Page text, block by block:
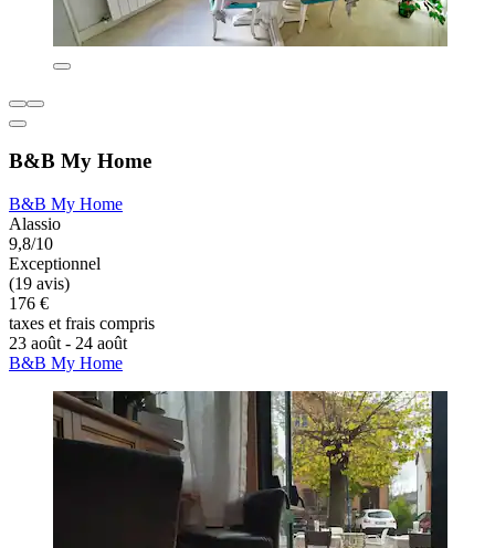
B&B My Home
B&B My Home
Alassio
9,8/10
Exceptionnel
(19 avis)
176 €
taxes et frais compris
23 août - 24 août
B&B My Home